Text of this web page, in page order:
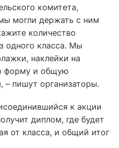
комитета,
могли держать с ним
количество
одного класса. Мы
наклейки на
форму и общую
– пишут организаторы.
к акции
диплом, где будет
от класса, и общий итог